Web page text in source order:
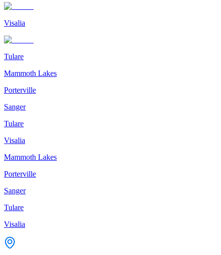
Visalia
Tulare
Mammoth Lakes
Porterville
Sanger
Tulare
Visalia
Mammoth Lakes
Porterville
Sanger
Tulare
Visalia